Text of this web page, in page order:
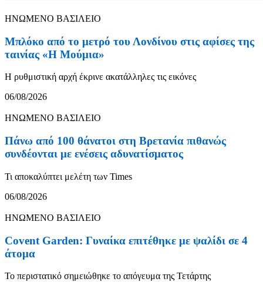
ΗΝΩΜΕΝΟ ΒΑΣΙΛΕΙΟ
Μπλόκο από το μετρό του Λονδίνου στις αφίσες της
ταινίας «Η Μούμια»
Η ρυθμιστική αρχή έκρινε ακατάλληλες τις εικόνες
06/08/2026
ΗΝΩΜΕΝΟ ΒΑΣΙΛΕΙΟ
Πάνω από 100 θάνατοι στη Βρετανία πιθανώς
συνδέονται με ενέσεις αδυνατίσματος
Τι αποκαλύπτει μελέτη των Times
06/08/2026
ΗΝΩΜΕΝΟ ΒΑΣΙΛΕΙΟ
Covent Garden: Γυναίκα επιτέθηκε με ψαλίδι σε 4
άτομα
Το περιστατικό σημειώθηκε το απόγευμα της Τετάρτης